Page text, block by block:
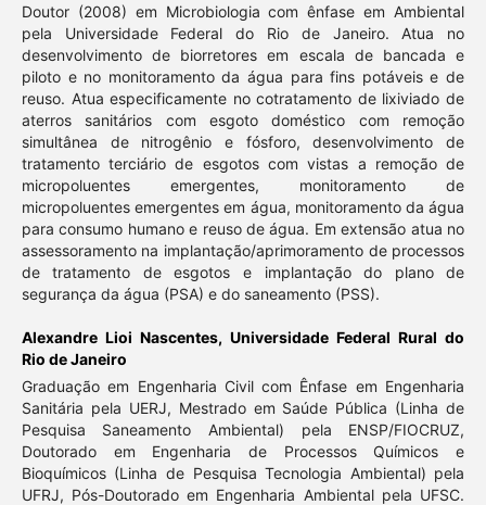
Doutor (2008) em Microbiologia com ênfase em Ambiental
pela Universidade Federal do Rio de Janeiro. Atua no
desenvolvimento de biorretores em escala de bancada e
piloto e no monitoramento da água para fins potáveis e de
reuso. Atua especificamente no cotratamento de lixiviado de
aterros sanitários com esgoto doméstico com remoção
simultânea de nitrogênio e fósforo, desenvolvimento de
tratamento terciário de esgotos com vistas a remoção de
micropoluentes emergentes, monitoramento de
micropoluentes emergentes em água, monitoramento da água
para consumo humano e reuso de água. Em extensão atua no
assessoramento na implantação/aprimoramento de processos
de tratamento de esgotos e implantação do plano de
segurança da água (PSA) e do saneamento (PSS).
Alexandre Lioi Nascentes, Universidade Federal Rural do
Rio de Janeiro
Graduação em Engenharia Civil com Ênfase em Engenharia
Sanitária pela UERJ, Mestrado em Saúde Pública (Linha de
Pesquisa Saneamento Ambiental) pela ENSP/FIOCRUZ,
Doutorado em Engenharia de Processos Químicos e
Bioquímicos (Linha de Pesquisa Tecnologia Ambiental) pela
UFRJ, Pós-Doutorado em Engenharia Ambiental pela UFSC.